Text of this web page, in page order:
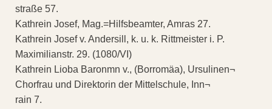
straße 57.
Kathrein Josef, Mag.=Hilfsbeamter, Amras 27.
Kathrein Josef v. Andersill, k. u. k. Rittmeister i. P.
Maximilianstr. 29. (1080/VI)
Kathrein Lioba Baronmn v., (Borromäa), Ursulinen¬
Chorfrau und Direktorin der Mittelschule, Inn¬
rain 7.